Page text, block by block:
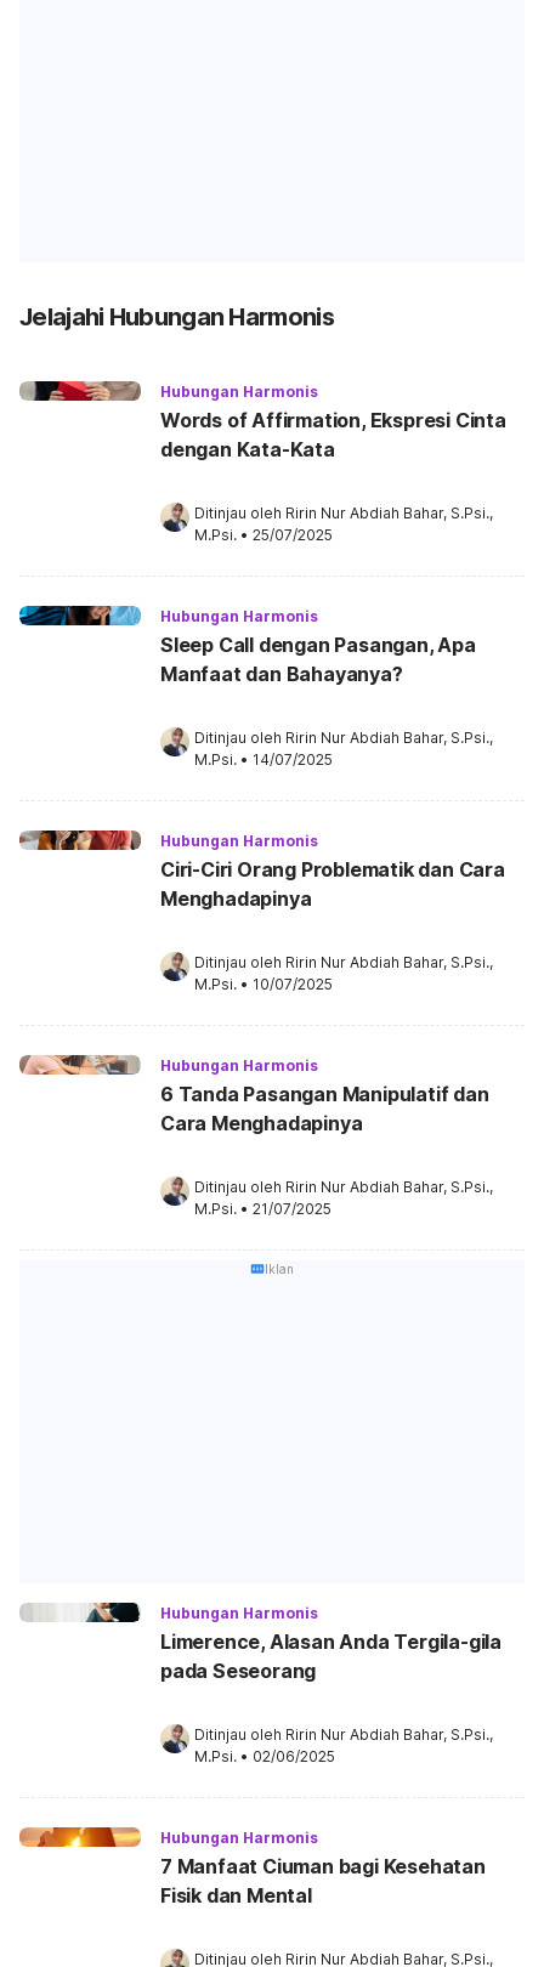
Jelajahi Hubungan Harmonis
Hubungan Harmonis
Words of Affirmation, Ekspresi Cinta
dengan Kata-Kata
Ditinjau oleh Ririn Nur Abdiah Bahar, S.Psi.,
M.Psi. • 25/07/2025
Hubungan Harmonis
Sleep Call dengan Pasangan, Apa
Manfaat dan Bahayanya?
Ditinjau oleh Ririn Nur Abdiah Bahar, S.Psi.,
M.Psi. • 14/07/2025
Hubungan Harmonis
Ciri-Ciri Orang Problematik dan Cara
Menghadapinya
Ditinjau oleh Ririn Nur Abdiah Bahar, S.Psi.,
M.Psi. • 10/07/2025
Hubungan Harmonis
6 Tanda Pasangan Manipulatif dan
Cara Menghadapinya
Ditinjau oleh Ririn Nur Abdiah Bahar, S.Psi.,
M.Psi. • 21/07/2025
Iklan
Hubungan Harmonis
Limerence, Alasan Anda Tergila-gila
pada Seseorang
Ditinjau oleh Ririn Nur Abdiah Bahar, S.Psi.,
M.Psi. • 02/06/2025
Hubungan Harmonis
7 Manfaat Ciuman bagi Kesehatan
Fisik dan Mental
Ditinjau oleh Ririn Nur Abdiah Bahar, S.Psi.,